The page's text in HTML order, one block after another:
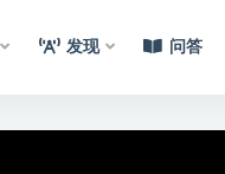
发现 问答